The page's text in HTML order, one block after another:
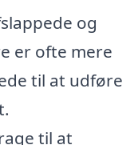
og
er ofte mere
til at udføre
til at